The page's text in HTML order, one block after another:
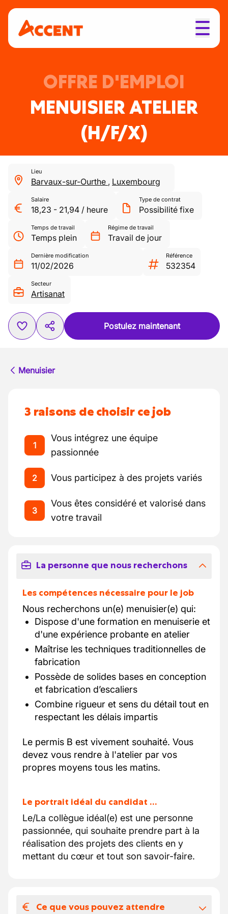
OFFRE D'EMPLOI
MENUISIER ATELIER
(H/F/X)
Lieu
Barvaux-sur-Ourthe , Luxembourg
Salaire
18,23 - 21,94 / heure
Type de contrat
Possibilité fixe
Temps de travail
Temps plein
Régime de travail
Travail de jour
Dernière modification
11/02/2026
Référence
532354
Secteur
Artisanat
Postulez maintenant
Menuisier
3 raisons de choisir ce job
1
Vous intégrez une équipe
passionnée
2 Vous participez à des projets variés
3
Vous êtes considéré et valorisé dans
votre travail
La personne que nous recherchons
Les compétences nécessaire pour le job
Nous recherchons un(e) menuisier(e) qui:
Dispose d'une formation en menuiserie et
d'une expérience probante en atelier
Maîtrise les techniques traditionnelles de
fabrication
Possède de solides bases en conception
et fabrication d’escaliers
Combine rigueur et sens du détail tout en
respectant les délais impartis
Le permis B est vivement souhaité. Vous
devez vous rendre à l'atelier par vos
propres moyens tous les matins.
Le portrait idéal du candidat …
Le/La collègue idéal(e) est une personne
passionnée, qui souhaite prendre part à la
réalisation des projets des clients en y
mettant du cœur et tout son savoir-faire.
Ce que vous pouvez attendre